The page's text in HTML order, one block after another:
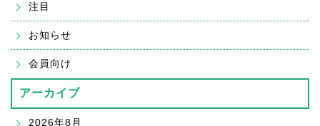
注目
お知らせ
会員向け
アーカイブ
2026年8月